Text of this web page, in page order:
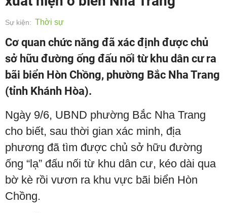
Sự kiện: Thời sự
Cơ quan chức năng đã xác định được chủ
sở hữu đường ống đấu nối từ khu dân cư ra
bãi biển Hòn Chồng, phường Bắc Nha Trang
(tỉnh Khánh Hòa).
Ngày 9/6, UBND phường Bắc Nha Trang
cho biết, sau thời gian xác minh, địa
phương đã tìm được chủ sở hữu đường
ống “lạ” đấu nối từ khu dân cư, kéo dài qua
bờ kè rồi vươn ra khu vực bãi biển Hòn
Chồng.